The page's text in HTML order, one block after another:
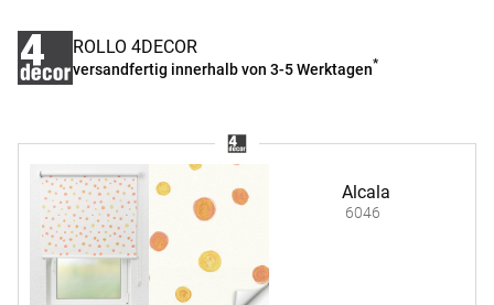
ROLLO 4DECOR
versandfertig innerhalb von 3-5 Werktagen*
Alcala
6046